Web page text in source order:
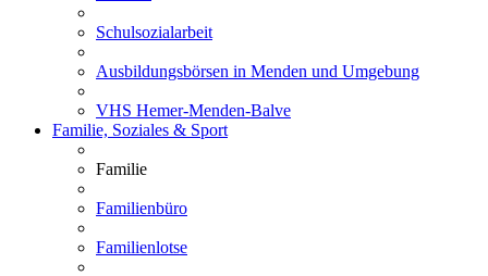
Schulsozialarbeit
Ausbildungsbörsen in Menden und Umgebung
VHS Hemer-Menden-Balve
Familie, Soziales & Sport
Familie
Familienbüro
Familienlotse